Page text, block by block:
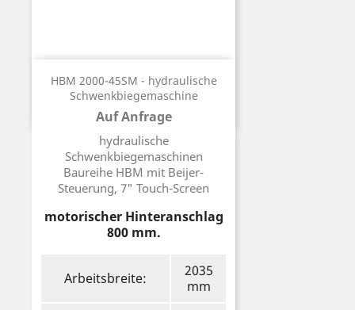
HBM 2000-45SM - hydraulische
Schwenkbiegemaschine
Auf Anfrage
Preis
hydraulische
Schwenkbiegemaschinen
Baureihe HBM mit Beijer-
Steuerung, 7" Touch-Screen
motorischer Hinteranschlag
800 mm.
Arbeitsbreite:
2035
mm